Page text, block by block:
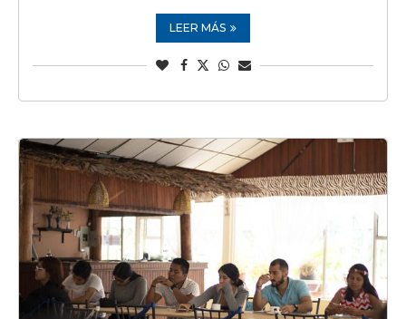
LEER MÁS